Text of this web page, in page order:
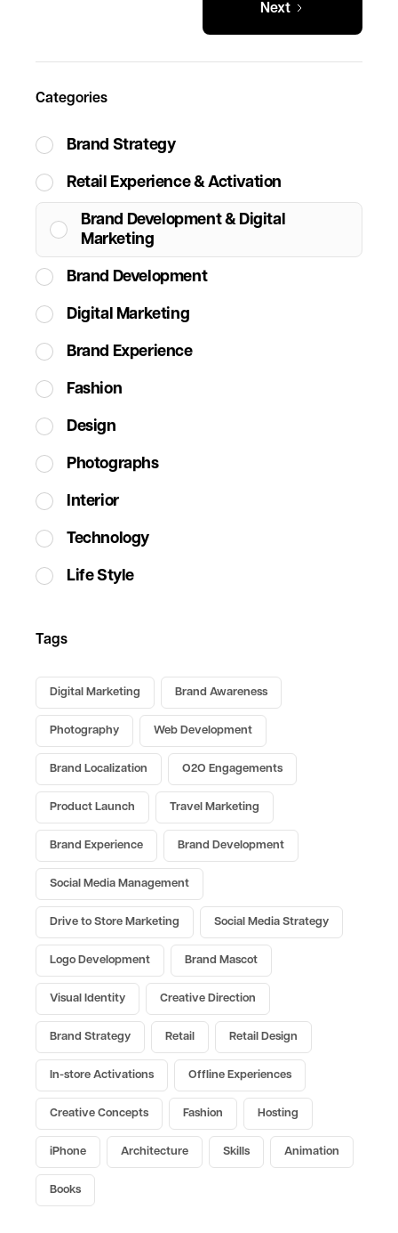
Next
Categories
Brand Strategy
Retail Experience & Activation
Brand Development & Digital
Marketing
Brand Development
Digital Marketing
Brand Experience
Fashion
Design
Photographs
Interior
Technology
Life Style
Tags
Digital Marketing Brand Awareness
Photography Web Development
Brand Localization O2O Engagements
Product Launch Travel Marketing
Brand Experience Brand Development
Social Media Management
Drive to Store Marketing Social Media Strategy
Logo Development Brand Mascot
Visual Identity Creative Direction
Brand Strategy Retail Retail Design
In-store Activations Offline Experiences
Creative Concepts Fashion Hosting
iPhone Architecture Skills Animation
Books